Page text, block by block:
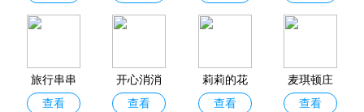
Heroes Sag
版
旅行串串
官方正版
查看
开心消消
乐正版
查看
莉莉的花
园
查看
麦琪顿庄
园
查看